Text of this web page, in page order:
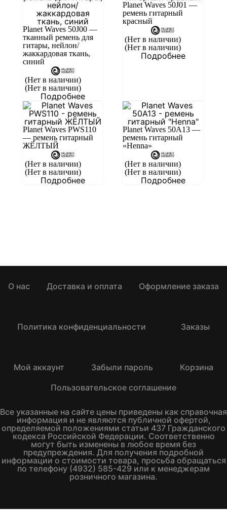
Planet Waves 50J00 —
тканный ремень для
гитары, нейлон/
жаккардовая ткань,
синий
(Нет в наличии)
(Нет в наличии)
Подробнее
Planet Waves 50J01 —
ремень гитарный
красный
(Нет в наличии)
(Нет в наличии)
Подробнее
Planet Waves PWS110
— ремень гитарный
ЖЁЛТЫЙ
(Нет в наличии)
(Нет в наличии)
Подробнее
Planet Waves 50A13 —
ремень гитарный
«Henna»
(Нет в наличии)
(Нет в наличии)
Подробнее
О нас Доставка и оплата Оформление заказа
Политика конфиденциальности Заказы
Мой аккаунт Забыли пароль
Корзина
Пользовательское соглашение
Все указанные на сайте цены приведены как справочная
информация и не являются публичной офертой,
определяемой положениями статьи 437 Гражданского
кодекса Российской Федерации. Соответственно
могут быть изменены в любое время без
предупреждения. Для получения подробной
информации о стоимости товара, просьба обращаться
по телефону (4932) 585-429 или к менеджерам
розничного магазина.